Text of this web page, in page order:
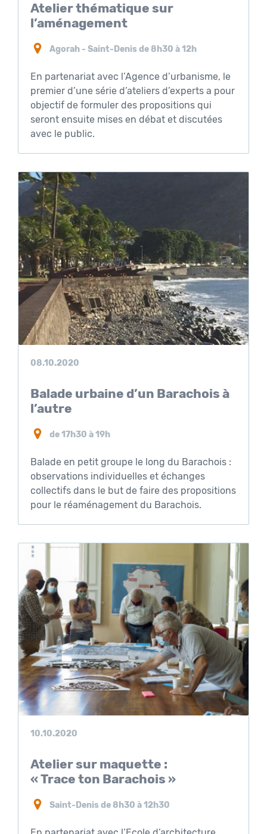
Atelier thématique sur
l’aménagement
Agorah - Saint-Denis de 8h30 à 12h
En partenariat avec l’Agence d’urbanisme, le
premier d’une série d’ateliers d’experts a pour
objectif de formuler des propositions qui
seront ensuite mises en débat et discutées
avec le public.
08.10.2020
Balade urbaine d’un Barachois à
l’autre
de 17h30 à 19h
Balade en petit groupe le long du Barachois :
observations individuelles et échanges
collectifs dans le but de faire des propositions
pour le réaménagement du Barachois.
10.10.2020
Atelier sur maquette :
« Trace ton Barachois »
Saint-Denis de 8h30 à 12h30